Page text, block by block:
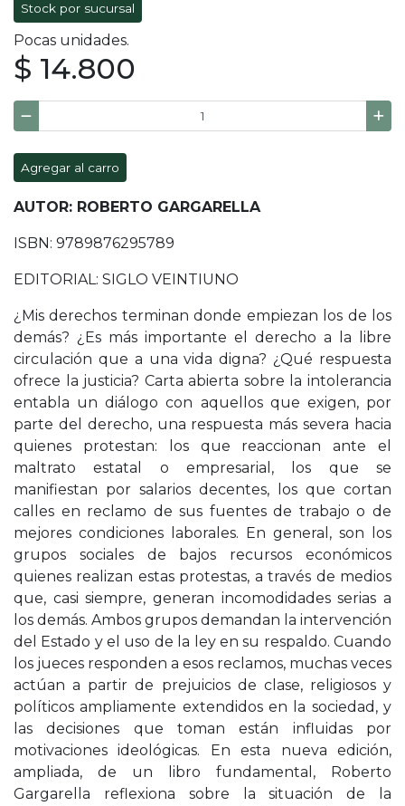
Stock por sucursal
Pocas unidades.
$ 14.800
Agregar al carro
AUTOR: ROBERTO GARGARELLA
ISBN: 9789876295789
EDITORIAL: SIGLO VEINTIUNO
¿Mis derechos terminan donde empiezan los de los
demás? ¿Es más importante el derecho a la libre
circulación que a una vida digna? ¿Qué respuesta
ofrece la justicia? Carta abierta sobre la intolerancia
entabla un diálogo con aquellos que exigen, por
parte del derecho, una respuesta más severa hacia
quienes protestan: los que reaccionan ante el
maltrato estatal o empresarial, los que se
manifiestan por salarios decentes, los que cortan
calles en reclamo de sus fuentes de trabajo o de
mejores condiciones laborales. En general, son los
grupos sociales de bajos recursos económicos
quienes realizan estas protestas, a través de medios
que, casi siempre, generan incomodidades serias a
los demás. Ambos grupos demandan la intervención
del Estado y el uso de la ley en su respaldo. Cuando
los jueces responden a esos reclamos, muchas veces
actúan a partir de prejuicios de clase, religiosos y
políticos ampliamente extendidos en la sociedad, y
las decisiones que toman están influidas por
motivaciones ideológicas. En esta nueva edición,
ampliada, de un libro fundamental, Roberto
Gargarella reflexiona sobre la situación de la